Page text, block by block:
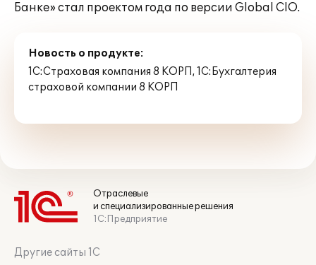
Банке» стал проектом года по версии Global CIO.
Новость о продукте:
1С:Страховая компания 8 КОРП,1С:Бухгалтерия
страховой компании 8 КОРП
Отраслевые
и специализированные решения
1С:Предприятие
Другие сайты 1С